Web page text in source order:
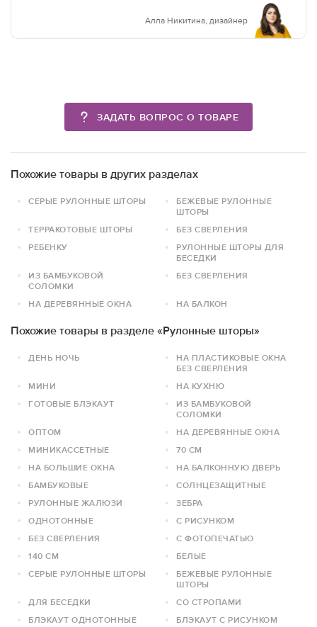
Алла Никитина, дизайнер
ЗАДАТЬ ВОПРОС О ТОВАРЕ
Похожие товары в других разделах
СЕРЫЕ РУЛОННЫЕ ШТОРЫ
БЕЖЕВЫЕ РУЛОННЫЕ
ШТОРЫ
ТЕРРАКОТОВЫЕ ШТОРЫ
БЕЗ СВЕРЛЕНИЯ
РЕБЕНКУ
РУЛОННЫЕ ШТОРЫ ДЛЯ
БЕСЕДКИ
ИЗ БАМБУКОВОЙ
СОЛОМКИ
БЕЗ СВЕРЛЕНИЯ
НА ДЕРЕВЯННЫЕ ОКНА НА БАЛКОН
Похожие товары в разделе «Рулонные шторы»
ДЕНЬ НОЧЬ
НА ПЛАСТИКОВЫЕ ОКНА
БЕЗ СВЕРЛЕНИЯ
МИНИ
НА КУХНЮ
ГОТОВЫЕ БЛЭКАУТ
ИЗ БАМБУКОВОЙ
СОЛОМКИ
ОПТОМ
НА ДЕРЕВЯННЫЕ ОКНА
МИНИКАССЕТНЫЕ
70 СМ
НА БОЛЬШИЕ ОКНА
НА БАЛКОННУЮ ДВЕРЬ
БАМБУКОВЫЕ
СОЛНЦЕЗАЩИТНЫЕ
РУЛОННЫЕ ЖАЛЮЗИ
ЗЕБРА
ОДНОТОННЫЕ
С РИСУНКОМ
БЕЗ СВЕРЛЕНИЯ
С ФОТОПЕЧАТЬЮ
140 СМ
БЕЛЫЕ
СЕРЫЕ РУЛОННЫЕ ШТОРЫ
БЕЖЕВЫЕ РУЛОННЫЕ
ШТОРЫ
ДЛЯ БЕСЕДКИ
СО СТРОПАМИ
БЛЭКАУТ ОДНОТОННЫЕ
БЛЭКАУТ С РИСУНКОМ